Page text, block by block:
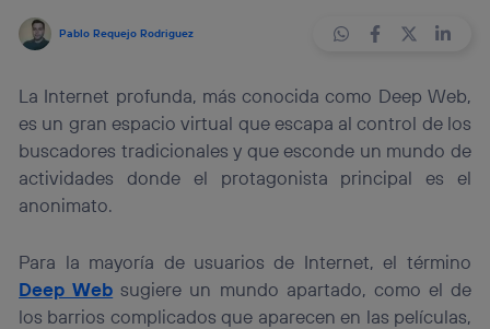
Pablo Requejo Rodriguez
La Internet profunda, más conocida como Deep Web,
es un gran espacio virtual que escapa al control de los
buscadores tradicionales y que esconde un mundo de
actividades donde el protagonista principal es el
anonimato.
Para la mayoría de usuarios de Internet, el término
Deep Web sugiere un mundo apartado, como el de
los barrios complicados que aparecen en las películas,